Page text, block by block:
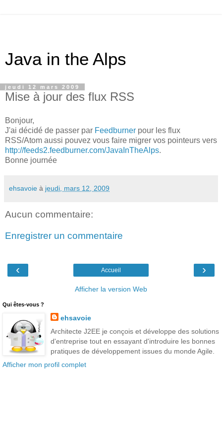
Java in the Alps
jeudi 12 mars 2009
Mise à jour des flux RSS
Bonjour,
J'ai décidé de passer par Feedburner pour les flux
RSS/Atom aussi pouvez vous faire migrer vos pointeurs vers
http://feeds2.feedburner.com/JavaInTheAlps.
Bonne journée
ehsavoie à jeudi, mars 12, 2009
Aucun commentaire:
Enregistrer un commentaire
‹ ›
Accueil
Afficher la version Web
Qui êtes-vous ?
ehsavoie
Architecte J2EE je conçois et développe des solutions
d'entreprise tout en essayant d'introduire les bonnes
pratiques de développement issues du monde Agile.
Afficher mon profil complet